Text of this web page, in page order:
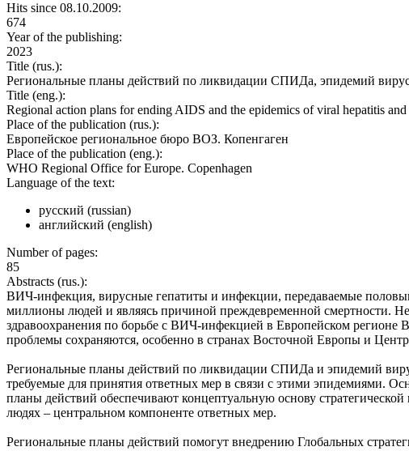
Hits since 08.10.2009:
674
Year of the publishing:
2023
Title (rus.):
Региональные планы действий по ликвидации СПИДа, эпидемий
Title (eng.):
Regional action plans for ending AIDS and the epidemics of viral hepatitis
Place of the publication (rus.):
Европейское региональное бюро ВОЗ. Копенгаген
Place of the publication (eng.):
WHO Regional Office for Europe. Copenhagen
Language of the text:
русский (russian)
английский (english)
Number of pages:
85
Abstracts (rus.):
ВИЧ-инфекция, вирусные гепатиты и инфекции, передаваемые
миллионы людей и являясь причиной преждевременной смертности.
здравоохранения по борьбе с ВИЧ-инфекцией в Европейском регионе
проблемы сохраняются, особенно в странах Восточной Европы и
Региональные планы действий по ликвидации СПИДа и эпидемий
требуемые для принятия ответных мер в связи с этими эпидемиями.
планы действий обеспечивают концептуальную основу
людях – центральном компоненте ответных мер.
Региональные планы действий помогут внедрению Глобальных